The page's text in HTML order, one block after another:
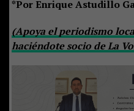
*Por Enrique Astudillo
(Apoya el periodismo
haciéndote socio de La